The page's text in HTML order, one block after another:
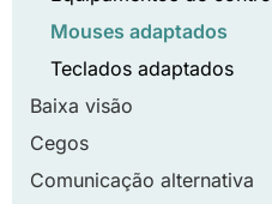
Mouses adaptados
Teclados adaptados
Baixa visão
Cegos
Comunicação alternativa